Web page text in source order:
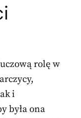
rolę w
i
była ona